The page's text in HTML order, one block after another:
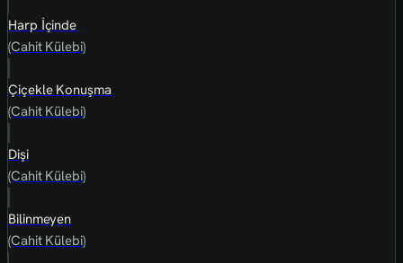
Harp İçinde
(Cahit Külebi)
Çiçekle Konuşma
(Cahit Külebi)
Dişi
(Cahit Külebi)
Bilinmeyen
(Cahit Külebi)